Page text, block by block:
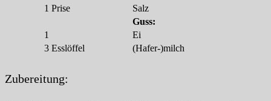
1 Prise
Salz
Guss:
1
Ei
3 Esslöffel (Hafer-)milch
Zubereitung: